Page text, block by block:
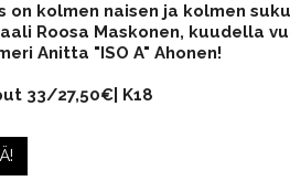
on kolmen naisen ja kolmen
Roosa Maskonen, kuudella
Anitta "ISO A" Ahonen!
33/27,50€ | K18